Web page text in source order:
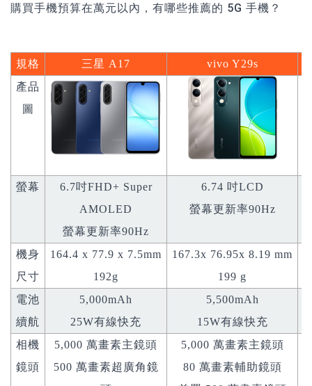
購買手機預算在萬元以內，有哪些推薦的 5G 手機？
規格 三星 A17
vivo Y29s
產品
圖
螢幕
6.7吋FHD+ Super
AMOLED
螢幕更新率90Hz
6.74 吋LCD
螢幕更新率90Hz
機身
尺寸
164.4 x 77.9 x 7.5mm
192g
167.3x 76.95x 8.19 mm
199 g
電池
續航
5,000mAh
25W有線快充
5,500mAh
15W有線快充
相機
鏡頭
5,000 萬畫素主鏡頭
500 萬畫素超廣角鏡
5,000 萬畫素主鏡頭
80 萬畫素輔助鏡頭